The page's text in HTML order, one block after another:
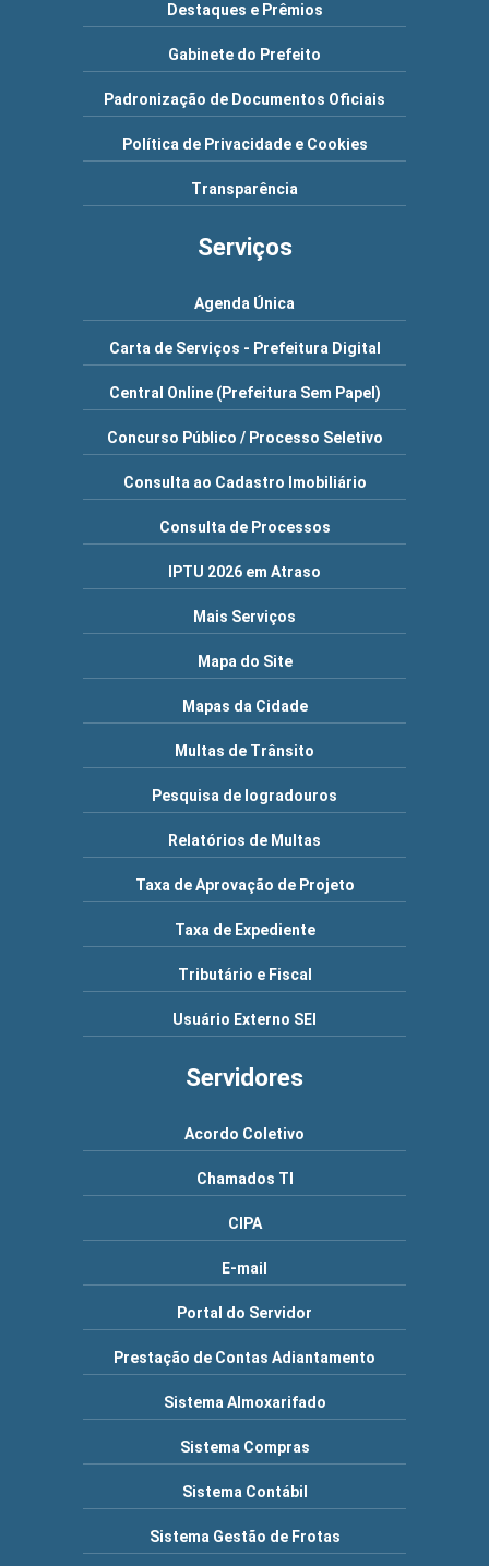
Destaques e Prêmios
Gabinete do Prefeito
Padronização de Documentos Oficiais
Política de Privacidade e Cookies
Transparência
Serviços
Agenda Única
Carta de Serviços - Prefeitura Digital
Central Online (Prefeitura Sem Papel)
Concurso Público / Processo Seletivo
Consulta ao Cadastro Imobiliário
Consulta de Processos
IPTU 2026 em Atraso
Mais Serviços
Mapa do Site
Mapas da Cidade
Multas de Trânsito
Pesquisa de logradouros
Relatórios de Multas
Taxa de Aprovação de Projeto
Taxa de Expediente
Tributário e Fiscal
Usuário Externo SEI
Servidores
Acordo Coletivo
Chamados TI
CIPA
E-mail
Portal do Servidor
Prestação de Contas Adiantamento
Sistema Almoxarifado
Sistema Compras
Sistema Contábil
Sistema Gestão de Frotas